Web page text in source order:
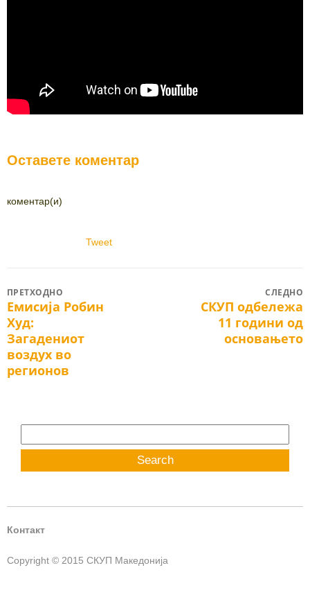
Оставете коментар
коментар(и)
Tweet
Post
navigation
ПРЕТХОДНО
Previous
post:
Емисија Робин
Худ:
Загадениот
воздух во
регионов
СЛЕДНО
Next
post:
СКУП одбележа
11 години од
основањето
for:
Контакт
Copyright © 2015 СКУП Македонија